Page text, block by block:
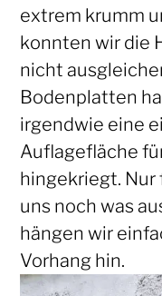
extrem krumm
konnten wir die
nicht
Bodenplatten
irgendwie eine
Auflagefläche
hingekriegt. Nur
uns noch was
hängen wir
Vorhang hin.